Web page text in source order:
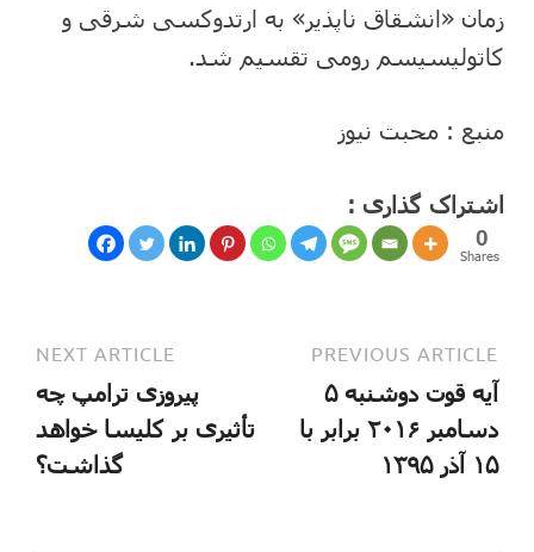
زمان «انشقاق ناپذیر» به ارتدوکسی شرقی و
کاتولیسیسم رومی تقسیم شد.
منبع : محبت نیوز
اشتراک گذاری :
0
Shares
PREVIOUS ARTICLE
آیه قوت دوشنبه ۵
دسامبر ۲۰۱۶ برابر با
۱۵ آذر ۱۳۹۵
NEXT ARTICLE
پیروزی ترامپ چه
تأثیری بر کلیسا خواهد
گذاشت؟